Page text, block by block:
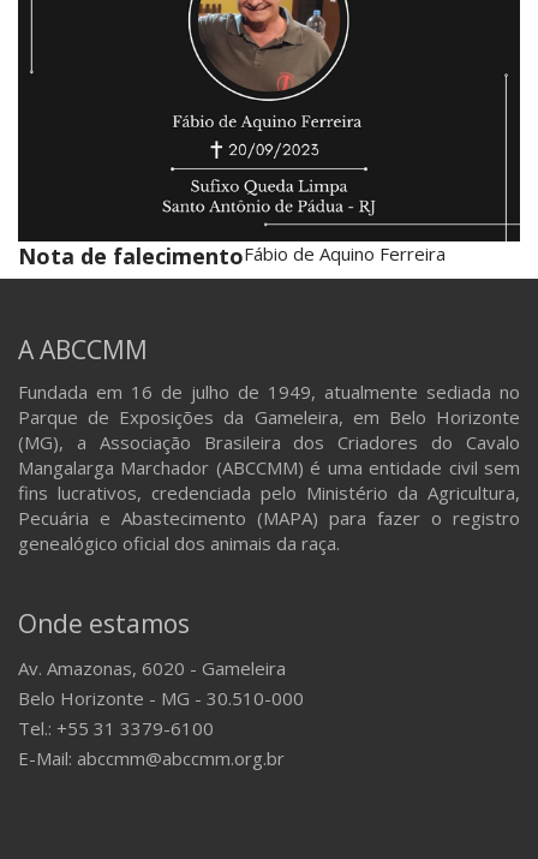
Nota de falecimentoFábio de Aquino Ferreira
A ABCCMM
Fundada em 16 de julho de 1949, atualmente sediada no
Parque de Exposições da Gameleira, em Belo Horizonte
(MG), a Associação Brasileira dos Criadores do Cavalo
Mangalarga Marchador (ABCCMM) é uma entidade civil sem
fins lucrativos, credenciada pelo Ministério da Agricultura,
Pecuária e Abastecimento (MAPA) para fazer o registro
genealógico oficial dos animais da raça.
Onde estamos
Av. Amazonas, 6020 - Gameleira
Belo Horizonte - MG - 30.510-000
Tel.: +55 31 3379-6100
E-Mail: abccmm@abccmm.org.br